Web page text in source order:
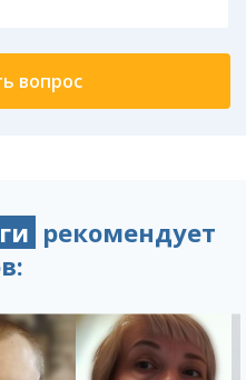
рекомендует